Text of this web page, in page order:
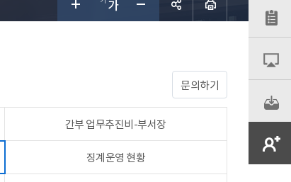
문의하기
간부 업무추진비-부서장
징계운영 현황